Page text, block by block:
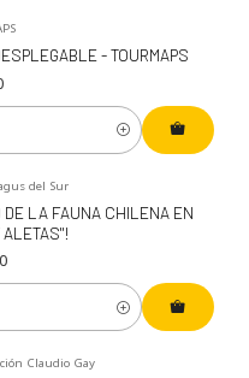
- TOURMAPS
del Sur
DE LA FAUNA CHILENA EN
Claudio Gay